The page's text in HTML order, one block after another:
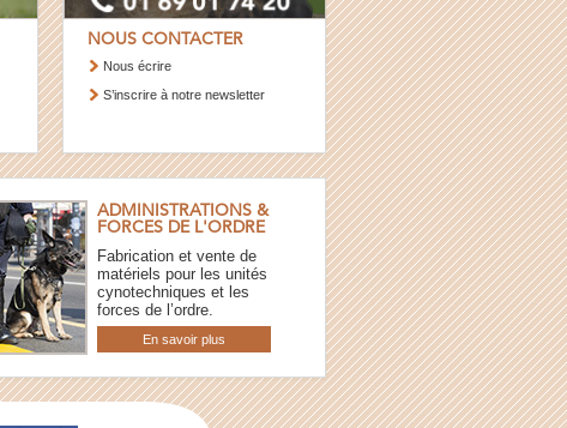
NOUS CONTACTER
Nous écrire
S’inscrire à notre newsletter
ADMINISTRATIONS &
FORCES DE L'ORDRE
Fabrication et vente de
matériels pour les unités
cynotechniques et les
forces de l’ordre.
En savoir plus